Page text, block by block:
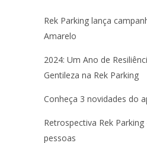
Rek Parking lança
Amarelo
2024: Um Ano de
Gentileza na Rek Parking
Conheça 3 novidades do
Retrospectiva Rek
pessoas